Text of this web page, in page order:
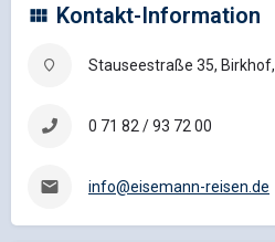
Kontakt-Information
Stauseestraße 35, Birkhof,
0 71 82 / 93 72 00
info@eisemann-reisen.de